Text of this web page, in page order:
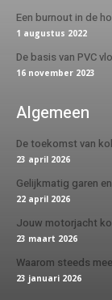
Een burnout in de
1 augustus 2022
De basis van PVC
16 november 2023
Algemeen
De toekomst van
23 april 2026
Gelijkmatig garen
22 april 2026
Jouw motorjacht
23 maart 2026
Waarom steeds
23 januari 2026